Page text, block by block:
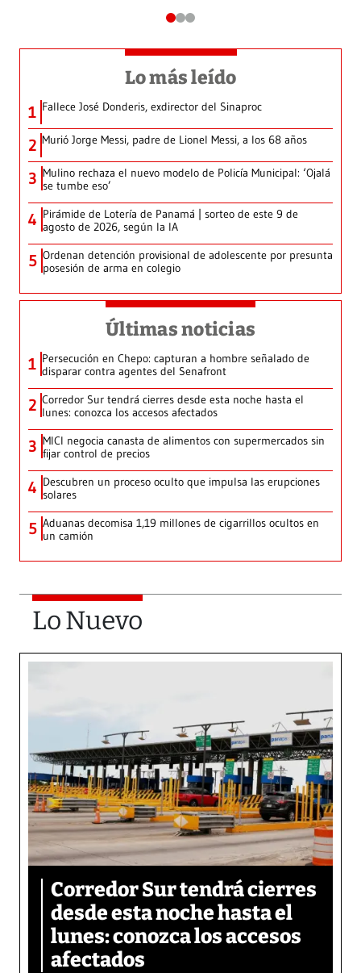
Lo más leído
1 Fallece José Donderis, exdirector del Sinaproc
2 Murió Jorge Messi, padre de Lionel Messi, a los 68 años
3 Mulino rechaza el nuevo modelo de Policía Municipal: ‘Ojalá
se tumbe eso’
4 Pirámide de Lotería de Panamá | sorteo de este 9 de
agosto de 2026, según la IA
5 Ordenan detención provisional de adolescente por presunta
posesión de arma en colegio
Últimas noticias
1 Persecución en Chepo: capturan a hombre señalado de
disparar contra agentes del Senafront
2 Corredor Sur tendrá cierres desde esta noche hasta el
lunes: conozca los accesos afectados
3 MICI negocia canasta de alimentos con supermercados sin
fijar control de precios
4 Descubren un proceso oculto que impulsa las erupciones
solares
5 Aduanas decomisa 1,19 millones de cigarrillos ocultos en
un camión
Lo Nuevo
Corredor Sur tendrá cierres
desde esta noche hasta el
lunes: conozca los accesos
afectados